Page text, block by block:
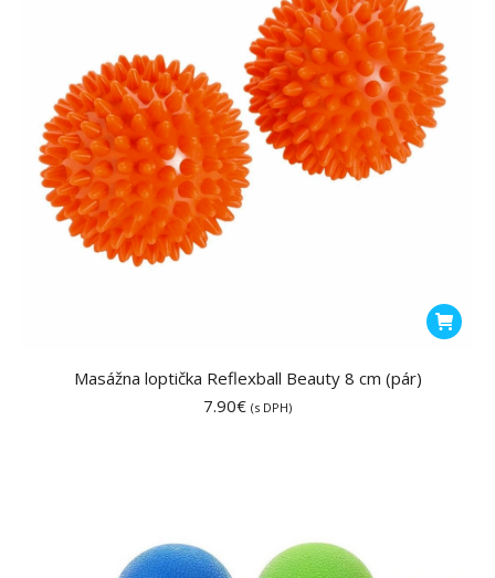
stránke
produktu.
Masážna loptička Reflexball Beauty 8 cm (pár)
7.90€ (s DPH)